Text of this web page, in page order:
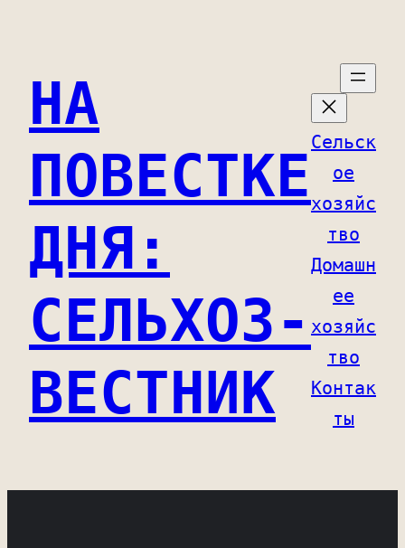
содержимому
НА
ПОВЕСТКЕ
ДНЯ:
СЕЛЬХОЗ-
ВЕСТНИК
Сельск
ое
хозяйс
тво
Домашн
ее
хозяйс
тво
Контак
ты